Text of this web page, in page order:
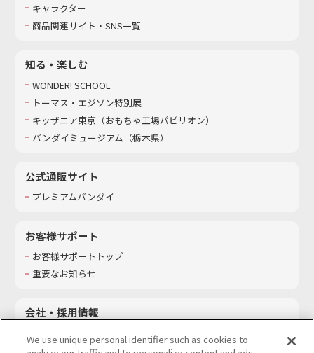
キャラクター
商品関連サイト・SNS一覧
知る・楽しむ
WONDER! SCHOOL
トーマス・エジソン特別展
キッザニア東京（おもちゃ工場パビリオン）​
バンダイミュージアム（栃木県）
公式通販サイト
プレミアムバンダイ
お客様サポート
お客様サポートトップ
重要なお知らせ
会社・採用情報
We use unique personal identifier such as cookies to